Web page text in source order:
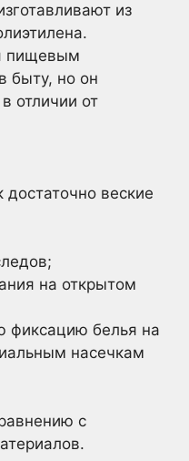
из
пищевым
быту, но он
отличии от
веские
на открытом
фиксацию белья на
насечкам
с